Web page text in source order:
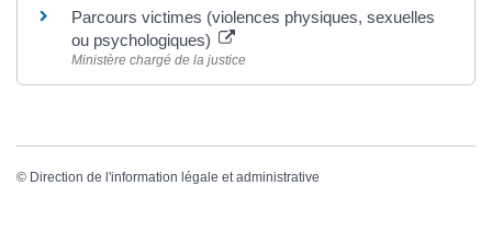
Parcours victimes (violences physiques, sexuelles
ou psychologiques)
Ministère chargé de la justice
© Direction de l'information légale et administrative